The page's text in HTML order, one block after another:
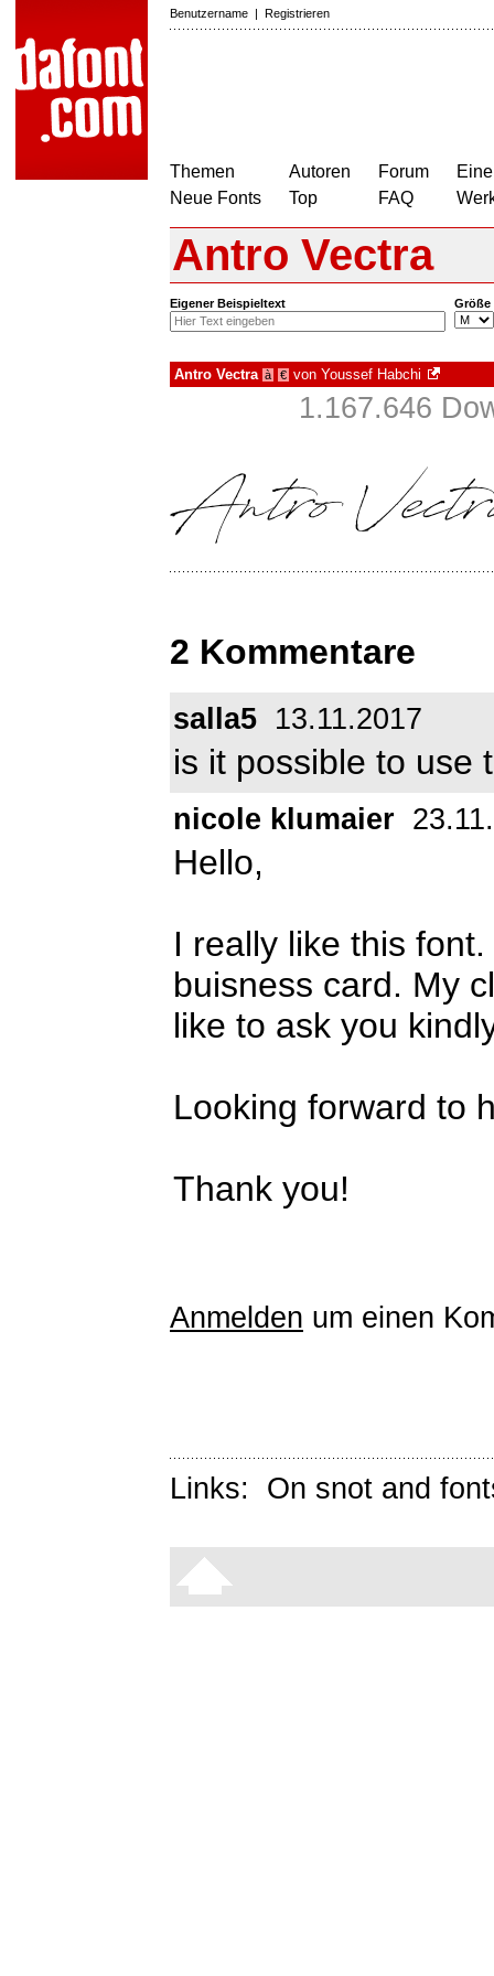
Benutzername | Registrieren
Themen
Neue Fonts
Autoren
Top
Forum
FAQ
Antro Vectra
Eigener Beispieltext Größe
Antro Vectra à € von Youssef Habchi
1.167.646
2 Kommentare
salla5 13.11.2017
is it possible to use
nicole klumaier
Hello,
I really like this
buisness card. My
like to ask you
Looking forward to
Thank you!
Anmelden um einen
Links: On snot and